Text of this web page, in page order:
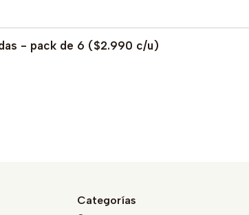
- pack de 6 ($2.990 c/u)
Categorías